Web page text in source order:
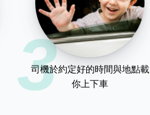
3
司機於約定好的時間與地點載
你上下車